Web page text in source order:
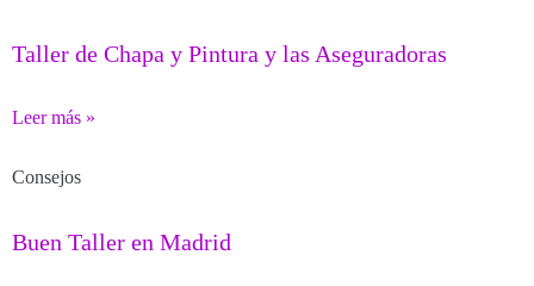
Taller de Chapa y Pintura y las Aseguradoras
Leer más »
Consejos
Buen Taller en Madrid